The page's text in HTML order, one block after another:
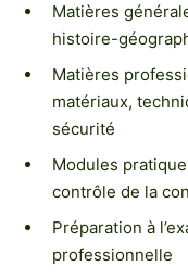
Matières
histoire-
Matières
matériaux,
sécurité
Modules
contrôle de la
Préparation à
professionnelle